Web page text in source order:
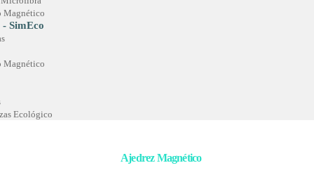
Magnético
SimEco
Magnético
Ecológico
1
2
Ajedrez Magnético